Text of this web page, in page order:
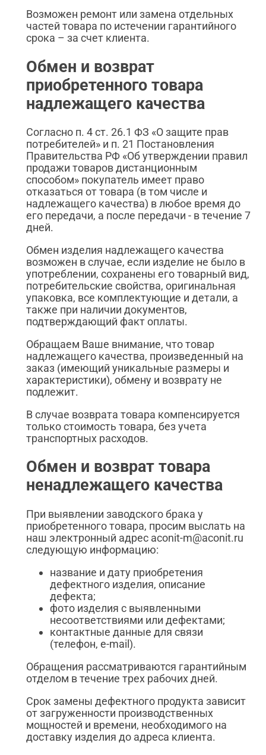
Возможен ремонт или замена отдельных
частей товара по истечении гарантийного
срока – за счет клиента.
Обмен и возврат
приобретенного товара
надлежащего качества
Согласно п. 4 ст. 26.1 ФЗ «О защите прав
потребителей» и п. 21 Постановления
Правительства РФ «Об утверждении правил
продажи товаров дистанционным
способом» покупатель имеет право
отказаться от товара (в том числе и
надлежащего качества) в любое время до
его передачи, а после передачи - в течение 7
дней.
Обмен изделия надлежащего качества
возможен в случае, если изделие не было в
употреблении, сохранены его товарный вид,
потребительские свойства, оригинальная
упаковка, все комплектующие и детали, а
также при наличии документов,
подтверждающий факт оплаты.
Обращаем Ваше внимание, что товар
надлежащего качества, произведенный на
заказ (имеющий уникальные размеры и
характеристики), обмену и возврату не
подлежит.
В случае возврата товара компенсируется
только стоимость товара, без учета
транспортных расходов.
Обмен и возврат товара
ненадлежащего качества
При выявлении заводского брака у
приобретенного товара, просим выслать на
наш электронный адрес aconit-m@aconit.ru
следующую информацию:
название и дату приобретения
дефектного изделия, описание
дефекта;
фото изделия с выявленными
несоответствиями или дефектами;
контактные данные для связи
(телефон, e-mail).
Обращения рассматриваются гарантийным
отделом в течение трех рабочих дней.
Срок замены дефектного продукта зависит
от загруженности производственных
мощностей и времени, необходимого на
доставку изделия до адреса клиента.